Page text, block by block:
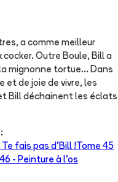
a comme meilleur
Outre Boule, Bill a
mignonne tortue... Dans
et de joie de vivre, les
Bill déchainent les éclats
:
Te fais pas d'Bill ! Tome 45
- Peinture à l’os